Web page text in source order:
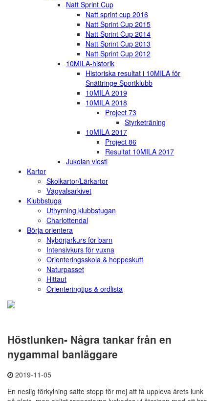
Natt Sprint Cup
Natt sprint cup 2016
Natt Sprint Cup 2015
Natt Sprint Cup 2014
Natt Sprint Cup 2013
Natt Sprint Cup 2012
10MILA-historik
Historiska resultat i 10MILA för
Snättringe Sportklubb
10MILA 2019
10MILA 2018
Project 73
Styrketräning
10MILA 2017
Project 86
Resultat 10MILA 2017
Jukolan viesti
Kartor
Skolkartor/Lärkartor
Vägvalsarkivet
Klubbstuga
Uthyrning klubbstugan
Charlottendal
Börja orientera
Nybörjarkurs för barn
Intensivkurs för vuxna
Orienteringsskola & hoppeskutt
Naturpasset
Hittaut
Orienteringtips & ordlista
Höstlunken- Några tankar från en
nygammal banläggare
2019-11-05
En neslig förkylning satte stopp för mej att få uppleva årets lunk